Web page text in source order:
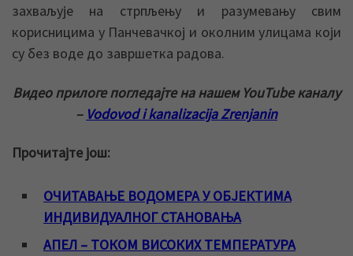
захваљује на стрпљењу и разумевању свим
корисницима у Панчевачкој и околним улицама који
су без воде до завршетка радова.
Видео прилоге погледајте на нашем YouTube каналу
– Vodovod i kanalizacija Zrenjanin
Прочитајте још:
ОЧИТАВАЊЕ ВОДОМЕРА У ОБЈЕКТИМА
ИНДИВИДУАЛНОГ СТАНОВАЊА
АПЕЛ – ТОКОМ ВИСОКИХ ТЕМПЕРАТУРА